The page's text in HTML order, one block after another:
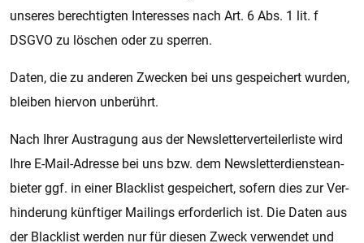
un­se­res be­rech­tig­ten In­ter­es­ses nach Art. 6 Abs. 1 lit. f
DSGVO zu lö­schen oder zu sper­ren.
Daten, die zu an­de­ren Zwe­cken bei uns ge­spei­chert wur­den,
blei­ben hier­von un­be­rührt.
Nach Ihrer Aus­tra­gung aus der Newslet­ter­ver­tei­ler­lis­te wird
Ihre E-Mail-Adres­se bei uns bzw. dem Newslet­ter­diens­tean­
bie­ter ggf. in einer Black­list ge­spei­chert, so­fern dies zur Ver­
hin­de­rung künf­ti­ger Mai­lings er­for­der­lich ist. Die Daten aus
der Black­list wer­den nur für die­sen Zweck ver­wen­det und